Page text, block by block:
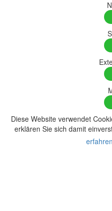
Diese Website verwendet
erklären Sie sich damit
erfahren